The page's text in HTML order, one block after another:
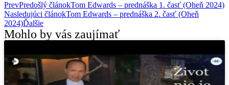
PrevPredošlý článokTom Edwards – prednáška 1. časť (Oheň 2024)
Nasledujúci článokTom Edwards – prednáška 2. časť (Oheň
2024)Ďalšie
Mohlo by vás zaujímať